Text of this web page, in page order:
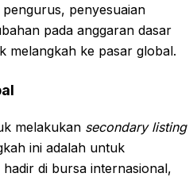
penyesuaian
pada anggaran dasar
melangkah ke pasar global.
melakukan secondary listing
ini adalah untuk
di bursa internasional,